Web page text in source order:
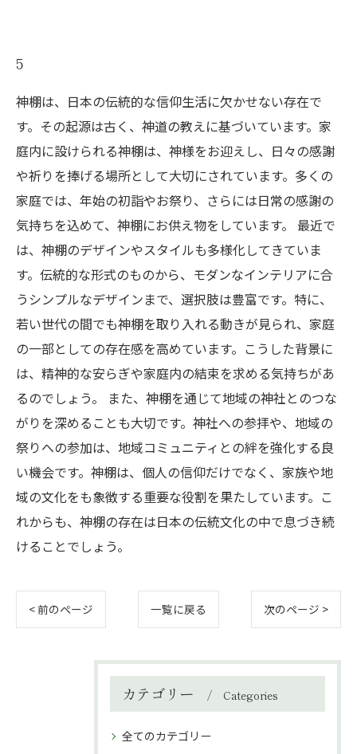
5
神棚は、日本の伝統的な信仰生活に欠かせない存在で
す。その起源は古く、神道の教えに基づいています。家
庭内に設けられる神棚は、神様をお迎えし、日々の感謝
や祈りを捧げる場所として大切にされています。多くの
家庭では、年始の初詣やお祭り、さらには日常の感謝の
気持ちを込めて、神棚にお供え物をしています。 最近で
は、神棚のデザインやスタイルも多様化してきていま
す。伝統的な形式のものから、モダンなインテリアに合
うシンプルなデザインまで、選択肢は豊富です。特に、
若い世代の間でも神棚を取り入れる動きが見られ、家庭
の一部としての存在感を高めています。こうした背景に
は、精神的な安らぎや家庭内の結束を求める気持ちがあ
るのでしょう。 また、神棚を通じて地域の神社とのつな
がりを深めることも大切です。神社への参拝や、地域の
祭りへの参加は、地域コミュニティとの絆を強化する良
い機会です。神棚は、個人の信仰だけでなく、家族や地
域の文化をも象徴する重要な役割を果たしています。こ
れからも、神棚の存在は日本の伝統文化の中で息づき続
けることでしょう。
< 前のページ 一覧に戻る 次のページ >
カテゴリー Categories
全てのカテゴリー